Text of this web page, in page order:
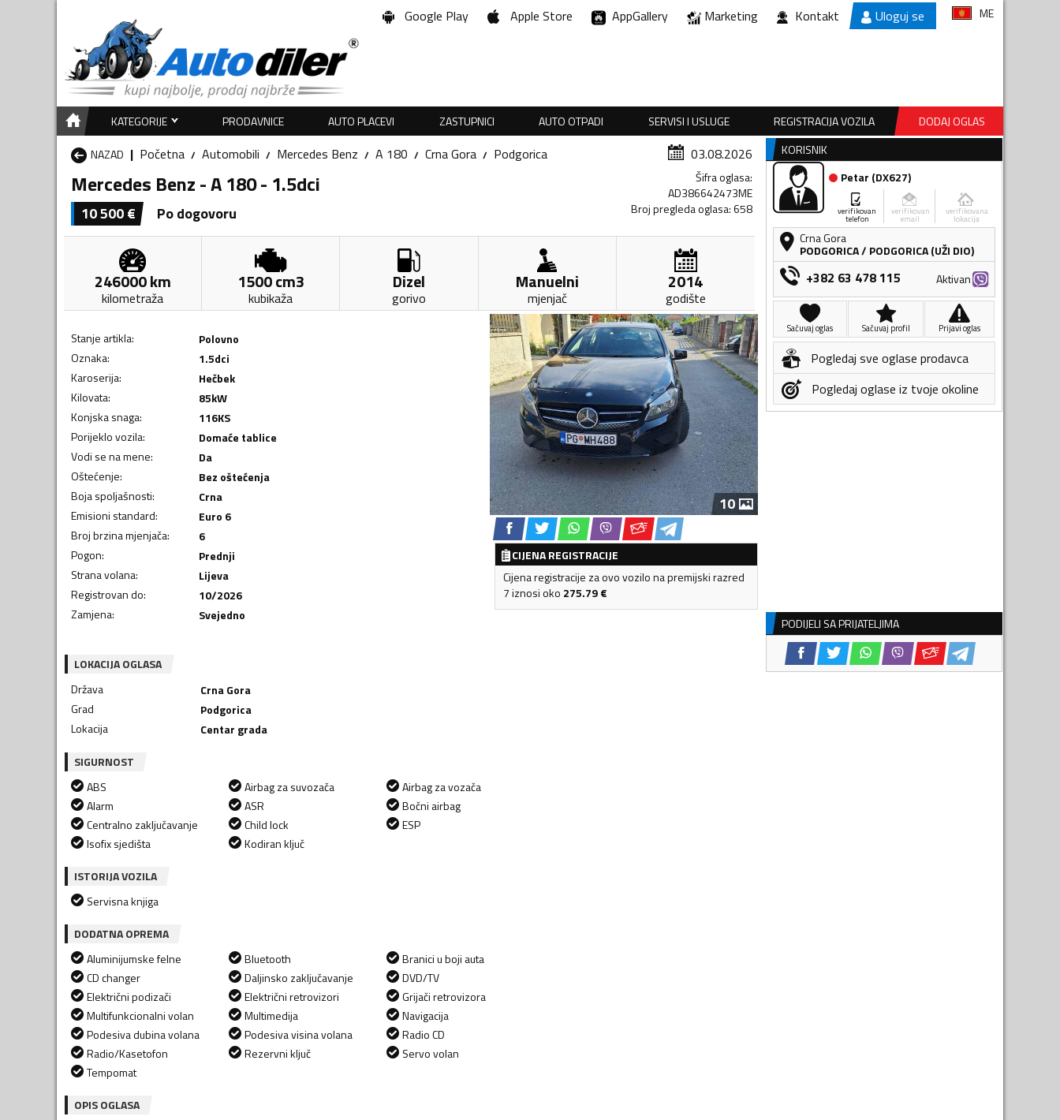
Google Play Apple Store AppGallery Marketing Kontakt Uloguj se ME
KATEGORIJE PRODAVNICE AUTO PLACEVI ZASTUPNICI AUTO OTPADI SERVISI I USLUGE REGISTRACIJA VOZILA
DODAJ OGLAS
NAZAD
Početna Automobili Mercedes Benz A 180 Crna Gora Podgorica 03.08.2026
Mercedes Benz - A 180 - 1.5dci
10 500€ Po dogovoru
Šifra oglasa:
AD386642473ME
Broj pregleda oglasa:658
246000km
kilometraža
1500cm3
kubikaža
Dizel
gorivo
Manuelni
mjenjač
2014
godište
Stanje artikla:
Polovno
Oznaka:
1.5dci
Karoserija:
Hečbek
Kilovata: 85kW
Konjska snaga: 116KS
Porijeklo vozila:
Domaće tablice
Vodi se na mene:
Da
Oštećenje:
Bez oštećenja
Boja spoljašnosti:
Crna
Emisioni standard:
Euro 6
Broj brzina mjenjača:
6
Pogon:
Prednji
Strana volana:
Lijeva
Registrovan do:
10/2026
Zamjena: Svejedno
10
CIJENA REGISTRACIJE
Cijena registracije za ovo vozilo na premijski razred
7 iznosi oko 275.79€
LOKACIJA OGLASA
Država
Crna Gora
Grad
Podgorica
Lokacija
Centar grada
SIGURNOST
ABS
Alarm
Centralno zaključavanje
Isofix sjedišta
Airbag za suvozača
ASR
Child lock
Kodiran ključ
Airbag za vozača
Bočni airbag
ESP
ISTORIJA VOZILA
Servisna knjiga
DODATNA OPREMA
Aluminijumske felne
CD changer
Električni podizači
Multifunkcionalni volan
Podesiva dubina volana
Radio/Kasetofon
Tempomat
Bluetooth
Daljinsko zaključavanje
Električni retrovizori
Multimedija
Podesiva visina volana
Rezervni ključ
Branici u boji auta
DVD/TV
Grijači retrovizora
Navigacija
Radio CD
Servo volan
OPIS OGLASA
KORISNIK
Petar (DX627)
verifikovan
telefon
verifikovan
email
verifikovana
lokacija
Crna Gora
PODGORICA/ PODGORICA (UŽI DIO)
+382 63 478 115 Aktivan
Sačuvaj oglas Sačuvaj profil Prijavi oglas
Pogledaj sve oglase prodavca
Pogledaj oglase iz tvoje okoline
PODIJELI SA PRIJATELJIMA